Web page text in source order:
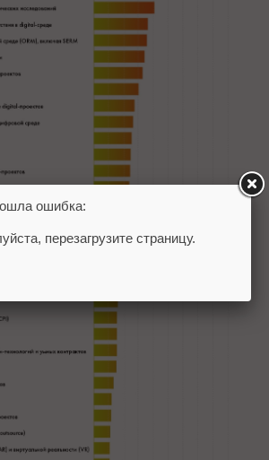
ошибка:
перезагрузите страницу.